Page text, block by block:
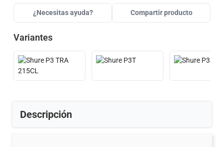
¿Necesitas ayuda? Compartir producto
Variantes
Descripción